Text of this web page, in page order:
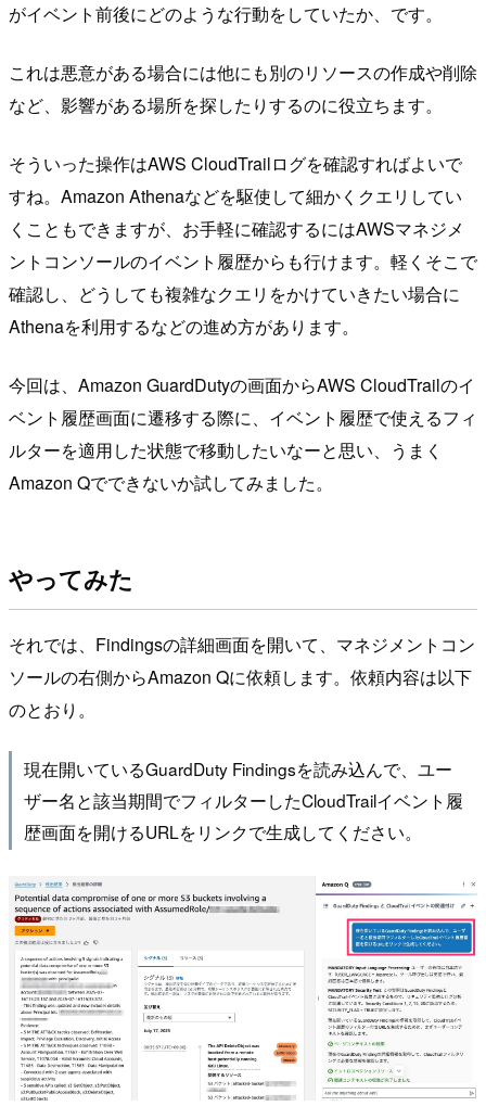
がイベント前後にどのような行動をしていたか、です。
これは悪意がある場合には他にも別のリソースの作成や削除
など、影響がある場所を探したりするのに役立ちます。
そういった操作はAWS CloudTrailログを確認すればよいで
すね。Amazon Athenaなどを駆使して細かくクエリしてい
くこともできますが、お手軽に確認するにはAWSマネジメ
ントコンソールのイベント履歴からも行けます。軽くそこで
確認し、どうしても複雑なクエリをかけていきたい場合に
Athenaを利用するなどの進め方があります。
今回は、Amazon GuardDutyの画面からAWS CloudTrailのイ
ベント履歴画面に遷移する際に、イベント履歴で使えるフィ
ルターを適用した状態で移動したいなーと思い、うまく
Amazon Qでできないか試してみました。
やってみた
それでは、Findingsの詳細画面を開いて、マネジメントコン
ソールの右側からAmazon Qに依頼します。依頼内容は以下
のとおり。
現在開いているGuardDuty Findingsを読み込んで、ユー
ザー名と該当期間でフィルターしたCloudTrailイベント履
歴画面を開けるURLをリンクで生成してください。